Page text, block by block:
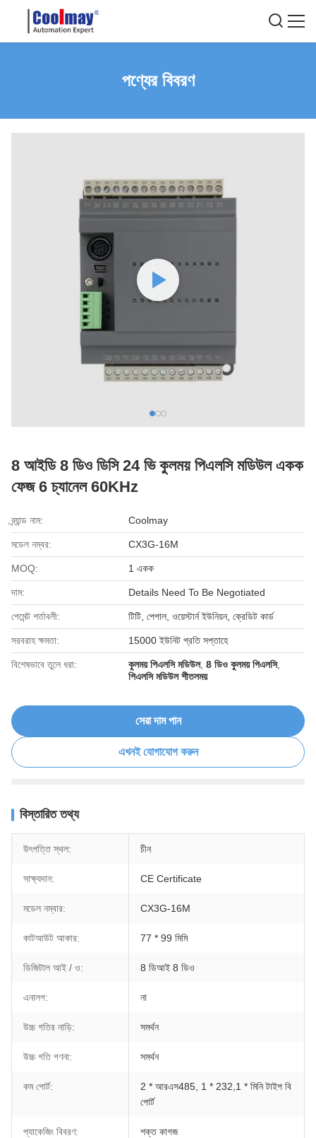
পণ্যের বিবরণ
8 আইডি 8 ডিও ডিসি 24 ভি কুলময় পিএলসি মডিউল একক
ফেজ 6 চ্যানেল 60KHz
ব্র্যান্ড নাম: Coolmay
মডেল নম্বর: CX3G-16M
MOQ: 1 একক
দাম: Details Need To Be Negotiated
পেমেন্ট শর্তাবলী: টিটি, পেপাল, ওয়েস্টার্ন ইউনিয়ন, ক্রেডিট কার্ড
সরবরাহ ক্ষমতা: 15000 ইউনিট প্রতি সপ্তাহে
বিশেষভাবে তুলে ধরা: কুলময় পিএলসি মডিউল,8 ডিও কুলময় পিএলসি,
পিএলসি মডিউল শীতলময়
সেরা দাম পান
এখনই যোগাযোগ করুন
বিস্তারিত তথ্য
উৎপত্তি স্থল: চীন
সাক্ষ্যদান: CE Certificate
মডেল নম্বার: CX3G-16M
কাটআউট আকার: 77 * 99 মিমি
ডিজিটাল আই / ও: 8 ডিআই 8 ডিও
এনালগ: না
উচ্চ গতির নাড়ি: সমর্থন
উচ্চ গতি গণনা: সমর্থন
কম পোর্ট:
2 * আরএস485, 1 * 232,1 * মিনি টাইপ বি
পোর্ট
প্যাকেজিং বিবরণ: শক্ত কাগজ